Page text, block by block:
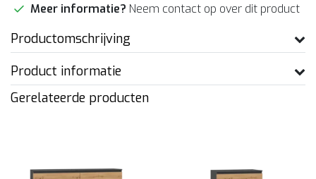
Meer informatie? Neem contact op over dit product
Productomschrijving
Product informatie
Gerelateerde producten